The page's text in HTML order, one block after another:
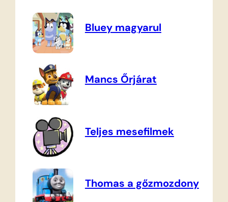
Bluey magyarul
Mancs Őrjárat
Teljes mesefilmek
Thomas a gőzmozdony